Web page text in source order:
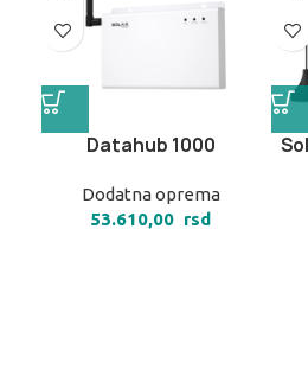
Datahub 1000
Dodatna oprema
53.610,00 rsd